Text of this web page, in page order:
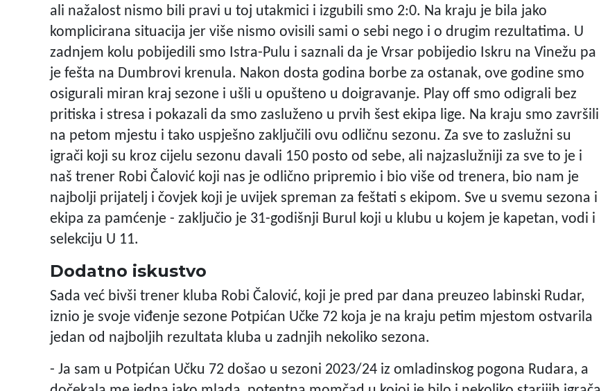
ali nažalost nismo bili pravi u toj utakmici i izgubili smo 2:0. Na kraju je bila jako
komplicirana situacija jer više nismo ovisili sami o sebi nego i o drugim rezultatima. U
zadnjem kolu pobijedili smo Istra-Pulu i saznali da je Vrsar pobijedio Iskru na Vinežu pa
je fešta na Dumbrovi krenula. Nakon dosta godina borbe za ostanak, ove godine smo
osigurali miran kraj sezone i ušli u opušteno u doigravanje. Play off smo odigrali bez
pritiska i stresa i pokazali da smo zasluženo u prvih šest ekipa lige. Na kraju smo završili
na petom mjestu i tako uspješno zaključili ovu odličnu sezonu. Za sve to zaslužni su
igrači koji su kroz cijelu sezonu davali 150 posto od sebe, ali najzaslužniji za sve to je i
naš trener Robi Čalović koji nas je odlično pripremio i bio više od trenera, bio nam je
najbolji prijatelj i čovjek koji je uvijek spreman za feštati s ekipom. Sve u svemu sezona i
ekipa za pamćenje - zaključio je 31-godišnji Burul koji u klubu u kojem je kapetan, vodi i
selekciju U 11.
Dodatno iskustvo
Sada već bivši trener kluba Robi Čalović, koji je pred par dana preuzeo labinski Rudar,
iznio je svoje viđenje sezone Potpićan Učke 72 koja je na kraju petim mjestom ostvarila
jedan od najboljih rezultata kluba u zadnjih nekoliko sezona.
- Ja sam u Potpićan Učku 72 došao u sezoni 2023/24 iz omladinskog pogona Rudara, a